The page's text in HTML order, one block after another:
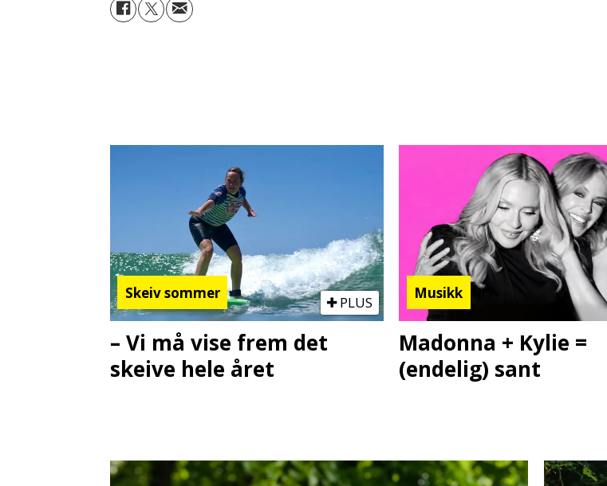
Skeiv sommer
PLUS
– Vi må vise frem det
skeive hele året
Musikk
Madonna + Kylie =
(endelig) sant